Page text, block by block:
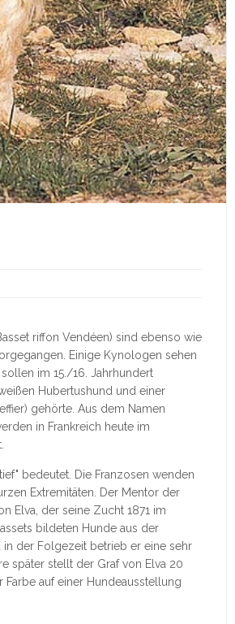
riffon Vendéen) sind ebenso wie
Einige Kynologen sehen
im 15./16. Jahrhundert
Hubertushund und einer
gehörte. Aus dem Namen
in Frankreich heute im
bedeutet. Die Franzosen wenden
Extremitäten. Der Mentor der
Elva, der seine Zucht 1871 im
bildeten Hunde aus der
der Folgezeit betrieb er eine sehr
später stellt der Graf von Elva 20
auf einer Hundeausstellung